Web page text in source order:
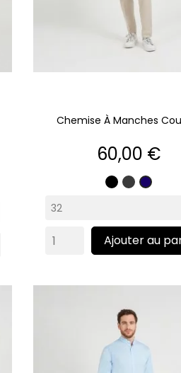
Chemise À Manches
Prix
60,00 €
NoirGrisMarine
Ajouter au